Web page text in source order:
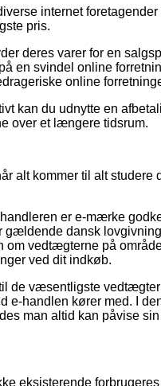
internet
pris.
deres varer for en
en svindel online
online
kan du udnytte en
over et længere tidsrum.
alt kommer til alt studere
er e-mærke
gældende dansk
vedtægterne på
ved dit indkøb.
de væsentligste
e-handlen kører med. I
man altid kan påvise
eksisterende